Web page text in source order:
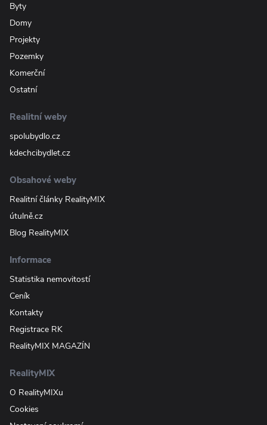
Byty
Domy
Projekty
Pozemky
Komerční
Ostatní
Realitní weby
spolubydlo.cz
kdechcibydlet.cz
Obsahové weby
Realitní články RealityMIX
útulně.cz
Blog RealityMIX
Informace
Statistika nemovitostí
Ceník
Kontakty
Registrace RK
RealityMIX MAGAZÍN
RealityMIX
O RealityMIXu
Cookies